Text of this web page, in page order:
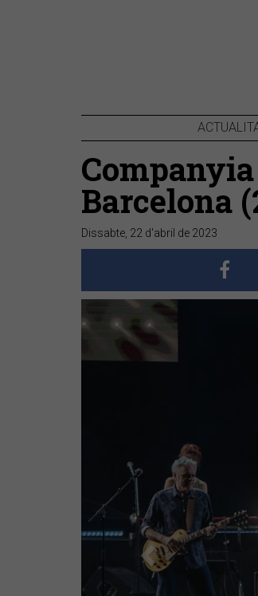
Barcelona
Dissabte, 22 d'abril de 2023
Anterior